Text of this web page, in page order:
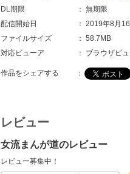
DL期限
： 無期限
配信開始日
： 2019年8月16
ファイルサイズ
： 58.7MB
対応ビューア
： ブラウザビ
作品をシェアする ：
レビュー
女流まんが道のレビュー
レビュー募集中！